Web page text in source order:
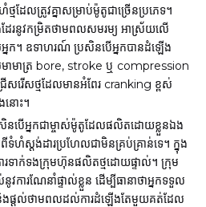
ដែលត្រូវគ្នាសម្រាប់ម៉ូតូជាច្រើនប្រភេទ។
ដែរនូវកម្រិតថាមពលសមរម្យ អាស្រ័យលើ
នក។ ឧទាហរណ៍ ប្រសិនបើអ្នកបានដំឡើង
ាមាត្រ bore, stroke ឬ compression
សរើសថ្មដែលមានអំពែរ cranking ខ្ពស់
នោះ។
នបើអ្នកជាម្ចាស់ម៉ូតូដែលផលិតដោយខ្លួនឯង
ទំហំស្តង់ដារប្រហែលជាមិនគ្រប់គ្រាន់ទេ។ ក្នុង
ការទាក់ទងក្រុមហ៊ុនផលិតថ្មដោយផ្ទាល់។ ក្រុម
ការណែនាំផ្ទាល់ខ្លួន ដើម្បីធានាថាអ្នកទទួល
ងផ្តល់ថាមពលដល់ការដំឡើងតែមួយគត់ដែល